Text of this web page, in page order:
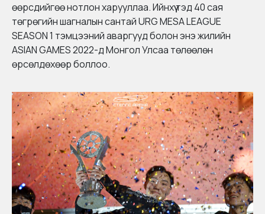
өөрсдийгөө нотлон харууллаа. Ийнхүү тэд 40 сая
төгрөгийн шагналын сантай URG MESA LEAGUE
SEASON 1 тэмцээний аваргууд болон энэ жилийн
ASIAN GAMES 2022-д Монгол Улсаа төлөөлөн
өрсөлдөхөөр боллоо.